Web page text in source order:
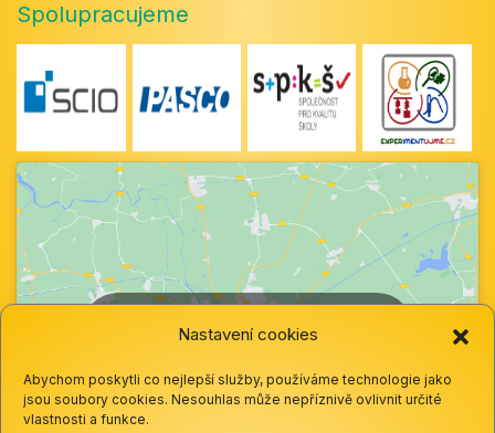
Nastavení cookies
Abychom poskytli co nejlepší služby, používáme technologie jako
jsou soubory cookies. Nesouhlas může nepříznivě ovlivnit určité
vlastnosti a funkce.
Spolupracujeme
cookie a povolte tento obsah